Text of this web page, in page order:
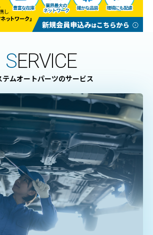
SERVICE
テムオートパーツのサービス